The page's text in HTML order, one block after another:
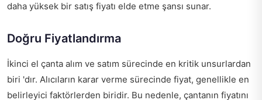
daha yüksek bir satış fiyatı elde etme şansı sunar.
Doğru Fiyatlandırma
İkinci el çanta alım ve satım sürecinde en kritik unsurlardan
biri 'dır. Alıcıların karar verme sürecinde fiyat, genellikle en
belirleyici faktörlerden biridir. Bu nedenle, çantanın fiyatını